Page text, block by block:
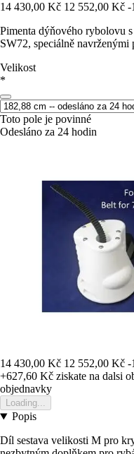
14 430,00 Kč 12 552,00 Kč -
Pimenta dýňového rybolovu
SW72, speciálně
Velikost
*
Toto pole je povinné
Odesláno za 24 hodin
14 430,00 Kč 12 552,00 Kč -
+627,60 Kč ziskate na dalsi
objednavky
Loading...
Popis
Díl sestava velikosti M pro